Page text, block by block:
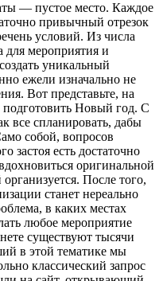
— пустое место. Каждое
привычный отрезок
условий. Из числа
мероприятия и
уникальный
ежели изначально не
Вот представьте, на
подготовить Новый год. С
все спланировать, дабы
собой, вопросов
застоя есть достаточно
оригинальной
После того,
станет нереально
в каких местах
любое мероприятие
существуют тысячи
в этой тематике мы
классический запрос